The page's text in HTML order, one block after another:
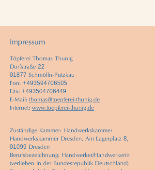
Impressum
Töpferei Thomas Thunig
Dorfstraße 22
01877 Schmölln-Putzkau
Fon: +493594706505
Fax: +493504706449
E-Mail: thomas@toepferei-thunig.de
Internet: www.toepferei-thunig.de
Zuständige Kammer: Handwerkskammer
Handwerkskammer Dresden, Am Lagerplatz 8,
01099 Dresden
Berufsbezeichnung: Handwerker/Handwerkerin
(verliehen in der Bundesrepublik Deutschland)